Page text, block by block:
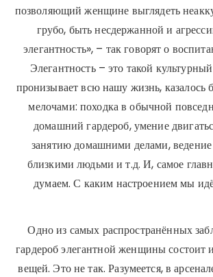
позволяющий женщине выглядеть
грубо, быть несдержанной и
элегантность», – так говорят о
Элегантность – это такой
пронизывает всю нашу жизнь, казалось
мелочами: походка в обычной
домашний гардероб, умение
занятию домашними делами, ведение
близкими людьми и т.д. И, самое
думаем. С каким настроением мы
Одно из самых распространённых
гардероб элегантной женщины состоит
вещей. Это не так. Разумеется, в